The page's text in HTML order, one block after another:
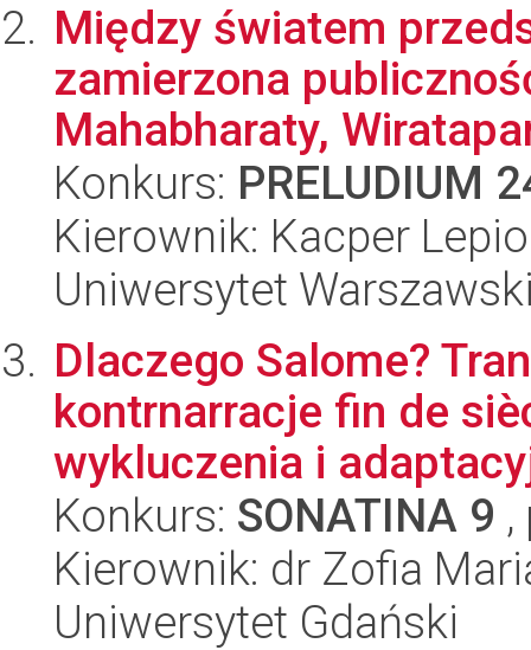
Między światem
zamierzona
Mahabharaty,
Konkurs: PRELUDIUM
Kierownik: Kacper
Uniwersytet
Dlaczego Salome?
kontrnarracje fin de
wykluczenia i
Konkurs: SONATINA 9
Kierownik: dr Zofia
Uniwersytet Gdański